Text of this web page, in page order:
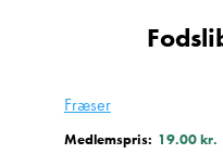
Fræser
Medlemspris: 19.00kr.